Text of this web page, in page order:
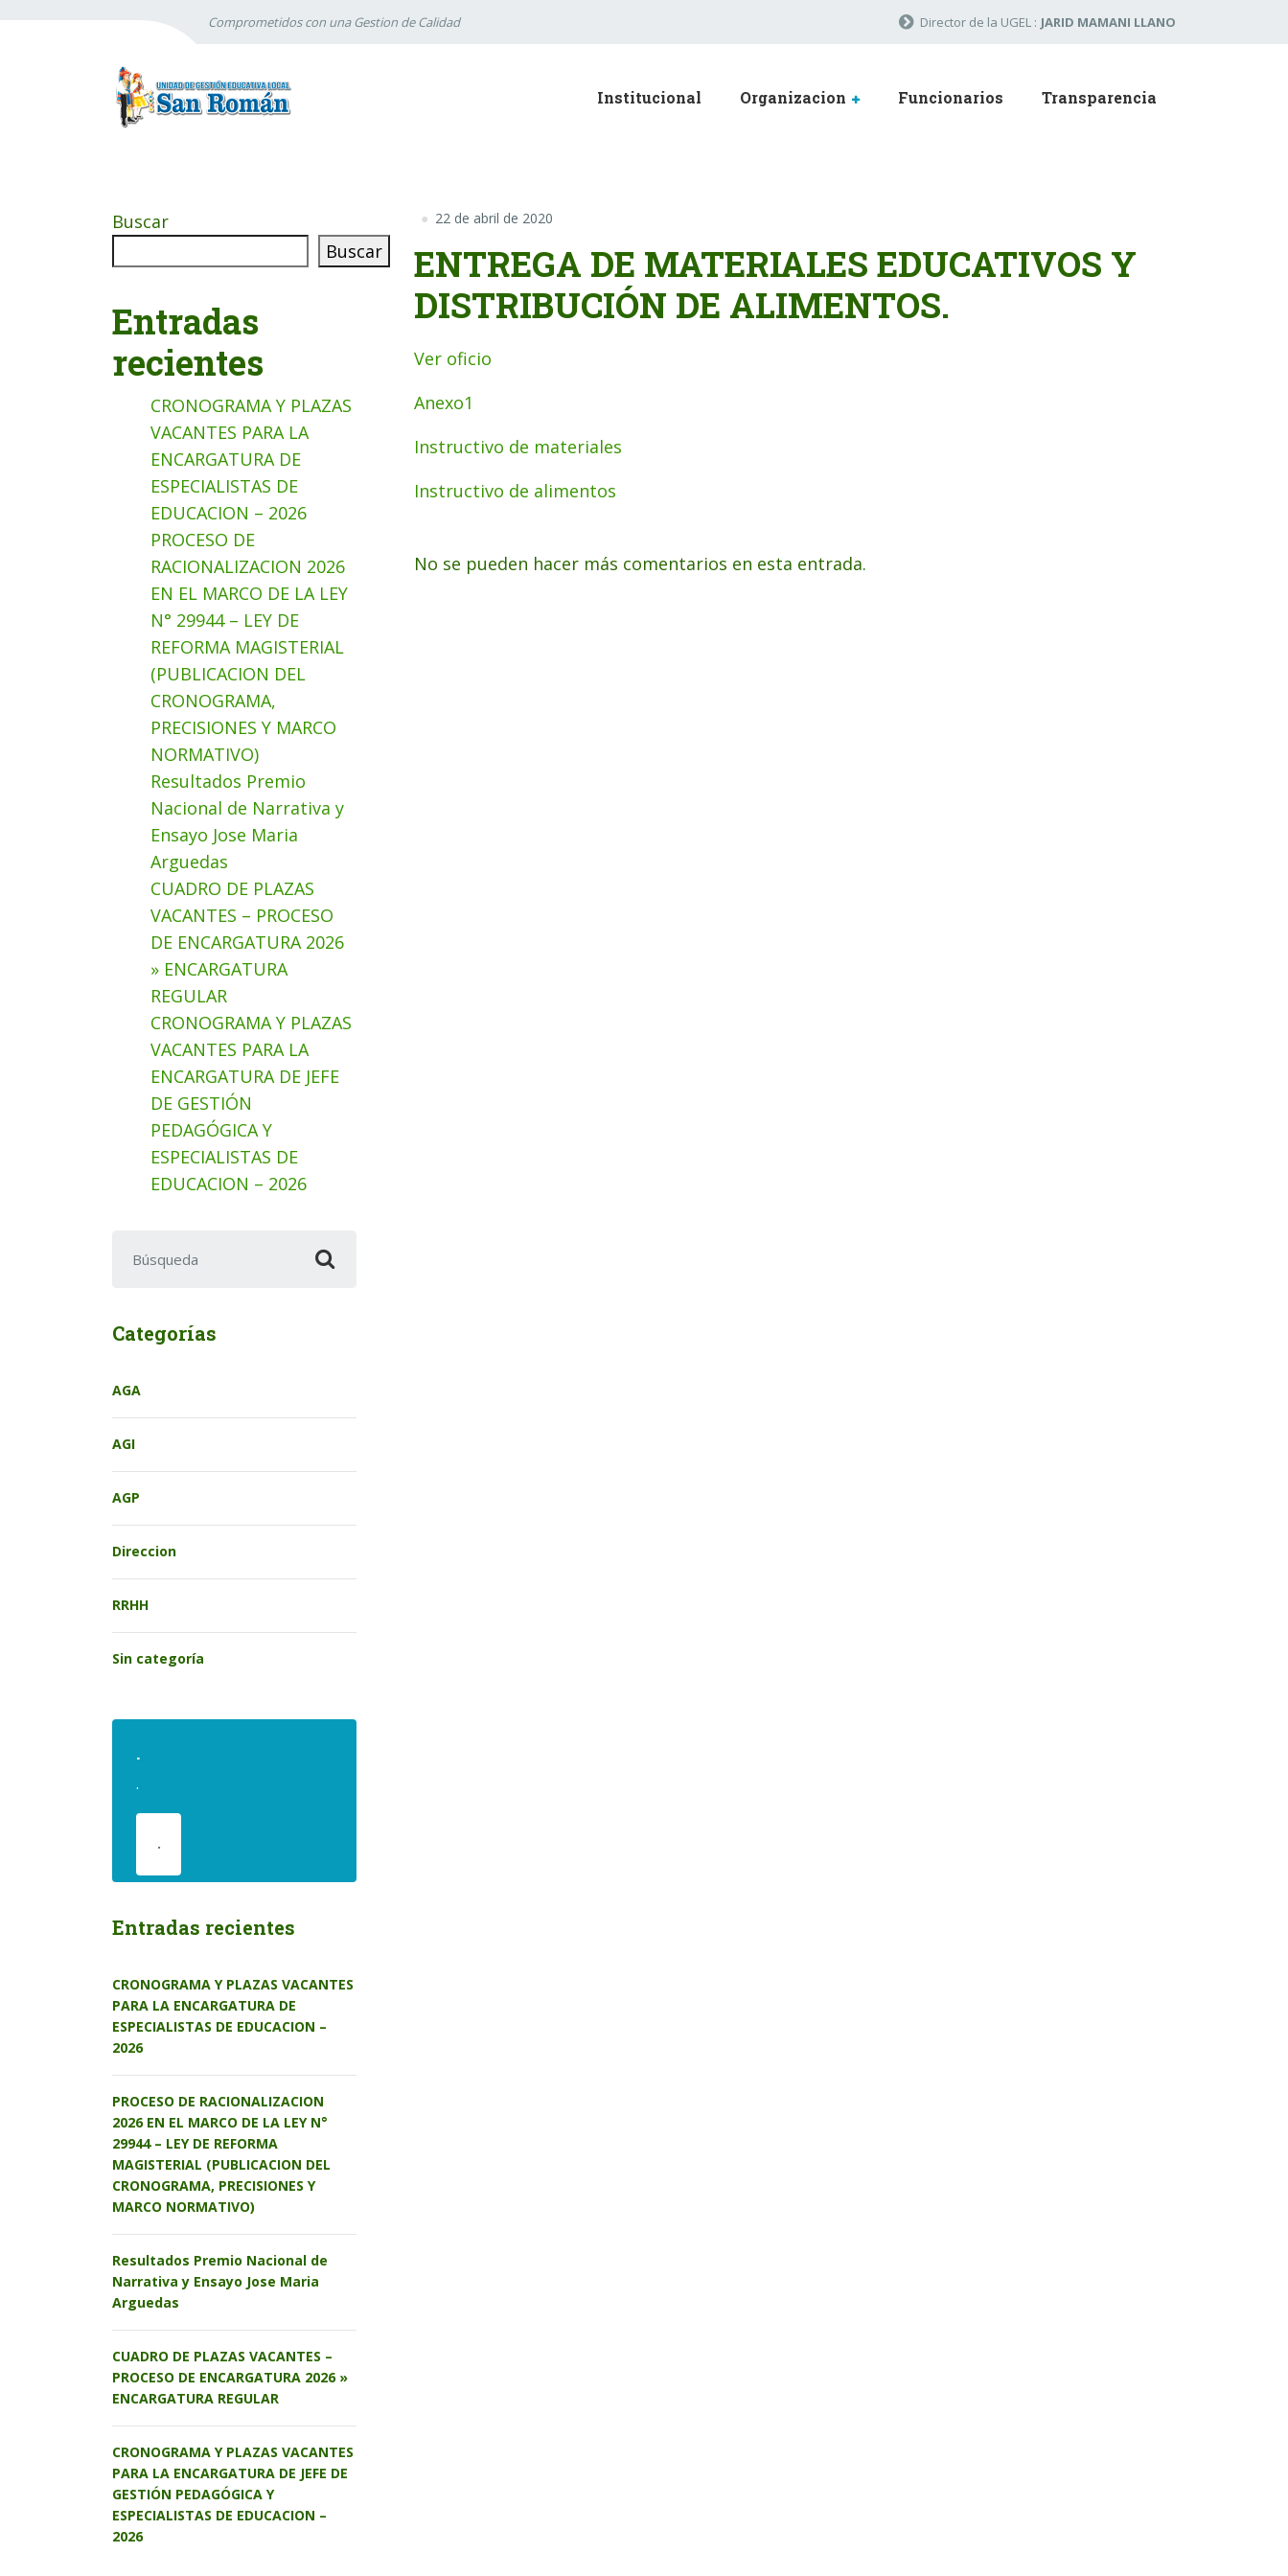
Comprometidos con una Gestion de Calidad Director de la UGEL : JARID MAMANI LLANO
Institucional Organizacion Funcionarios Transparencia
22 de abril de 2020
ENTREGA DE MATERIALES EDUCATIVOS Y
DISTRIBUCIÓN DE ALIMENTOS.
Ver oficio
Anexo1
Instructivo de materiales
Instructivo de alimentos
No se pueden hacer más comentarios en esta entrada.
Buscar
Buscar
Entradas
recientes
CRONOGRAMA Y PLAZAS
VACANTES PARA LA
ENCARGATURA DE
ESPECIALISTAS DE
EDUCACION – 2026
PROCESO DE
RACIONALIZACION 2026
EN EL MARCO DE LA LEY
N° 29944 – LEY DE
REFORMA MAGISTERIAL
(PUBLICACION DEL
CRONOGRAMA,
PRECISIONES Y MARCO
NORMATIVO)
Resultados Premio
Nacional de Narrativa y
Ensayo Jose Maria
Arguedas
CUADRO DE PLAZAS
VACANTES – PROCESO
DE ENCARGATURA 2026
» ENCARGATURA
REGULAR
CRONOGRAMA Y PLAZAS
VACANTES PARA LA
ENCARGATURA DE JEFE
DE GESTIÓN
PEDAGÓGICA Y
ESPECIALISTAS DE
EDUCACION – 2026
Categorías
AGA
AGI
AGP
Direccion
RRHH
Sin categoría
.
.
.
Entradas recientes
CRONOGRAMA Y PLAZAS VACANTES
PARA LA ENCARGATURA DE
ESPECIALISTAS DE EDUCACION –
2026
PROCESO DE RACIONALIZACION
2026 EN EL MARCO DE LA LEY N°
29944 – LEY DE REFORMA
MAGISTERIAL (PUBLICACION DEL
CRONOGRAMA, PRECISIONES Y
MARCO NORMATIVO)
Resultados Premio Nacional de
Narrativa y Ensayo Jose Maria
Arguedas
CUADRO DE PLAZAS VACANTES –
PROCESO DE ENCARGATURA 2026 »
ENCARGATURA REGULAR
CRONOGRAMA Y PLAZAS VACANTES
PARA LA ENCARGATURA DE JEFE DE
GESTIÓN PEDAGÓGICA Y
ESPECIALISTAS DE EDUCACION –
2026